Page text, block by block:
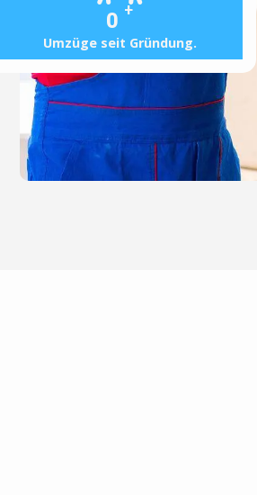
0 +
Umzüge seit Gründung.